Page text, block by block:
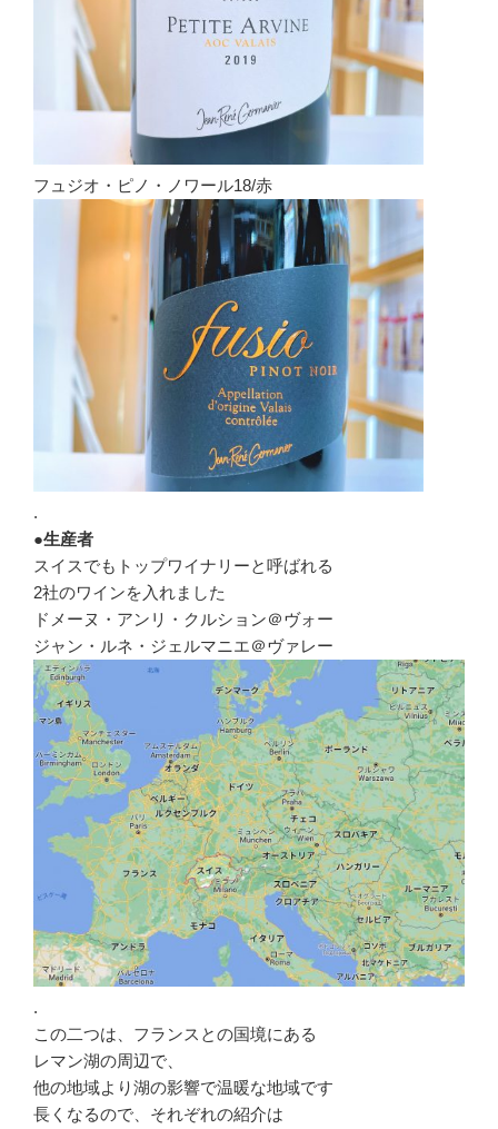
フュジオ・ピノ・ノワール18/赤
.
●生産者
スイスでもトップワイナリーと呼ばれる
2社のワインを入れました
ドメーヌ・アンリ・クルション＠ヴォー
ジャン・ルネ・ジェルマニエ＠ヴァレー
.
この二つは、フランスとの国境にある
レマン湖の周辺で、
他の地域より湖の影響で温暖な地域です
長くなるので、それぞれの紹介は